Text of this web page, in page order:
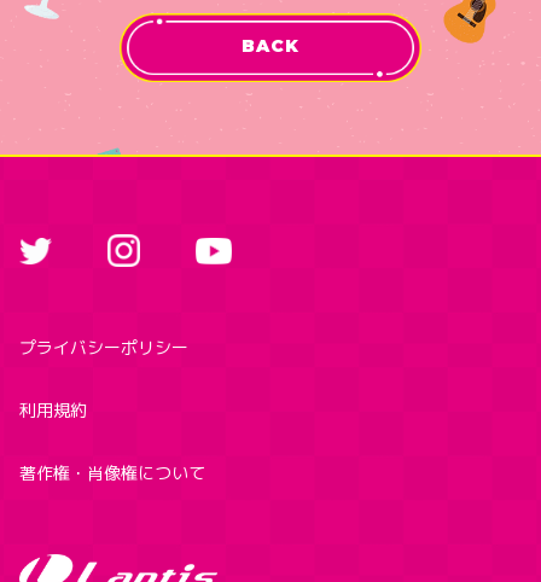
BACK
プライバシーポリシー
利用規約
著作権・肖像権について